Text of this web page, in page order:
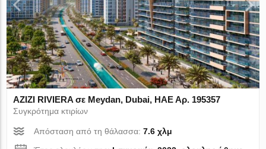
AZIZI RIVIERA σε Meydan, Dubai, ΗΑΕ Αρ. 195357
Συγκρότημα κτιρίων
Απόσταση από τη θάλασσα:7.6 χλμ